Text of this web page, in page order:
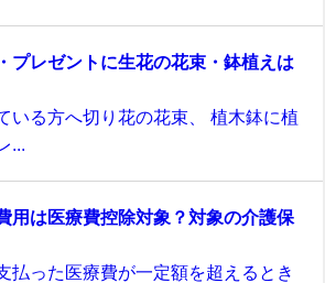
プレゼントに生花の花束・鉢植えは
いる方へ切り花の花束、 植木鉢に植
...
用は医療費控除対象？対象の介護保
払った医療費が一定額を超えるとき